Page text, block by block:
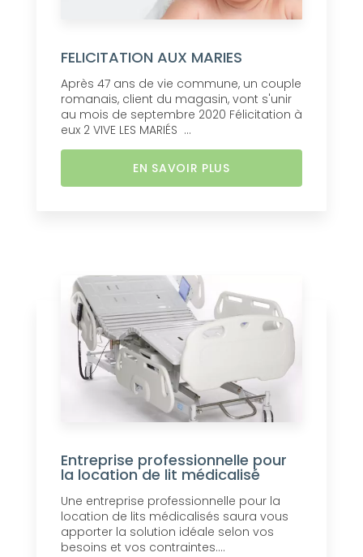
FELICITATION AUX MARIES
Après 47 ans de vie commune, un couple
romanais, client du magasin, vont s'unir
au mois de septembre 2020 Félicitation à
eux 2 VIVE LES MARIÉS ...
EN SAVOIR PLUS
Entreprise professionnelle pour
la location de lit médicalisé
Une entreprise professionnelle pour la
location de lits médicalisés saura vous
apporter la solution idéale selon vos
besoins et vos contraintes....